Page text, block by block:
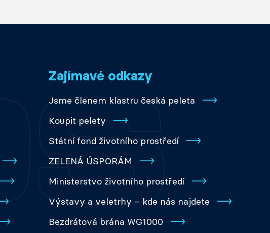
Zajímavé odkazy
Jsme členem klastru česká peleta
Koupit pelety
Státní fond životního prostředí
ZELENÁ ÚSPORÁM
Ministerstvo životního prostředí
Výstavy a veletrhy – kde nás najdete
Bezdrátová brána WG1000